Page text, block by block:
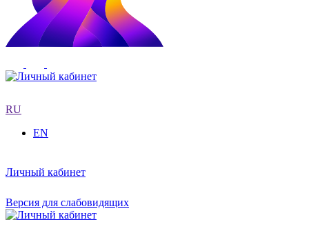
RU
EN
Личный кабинет
Версия для слабовидящих